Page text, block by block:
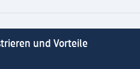
und Vorteile